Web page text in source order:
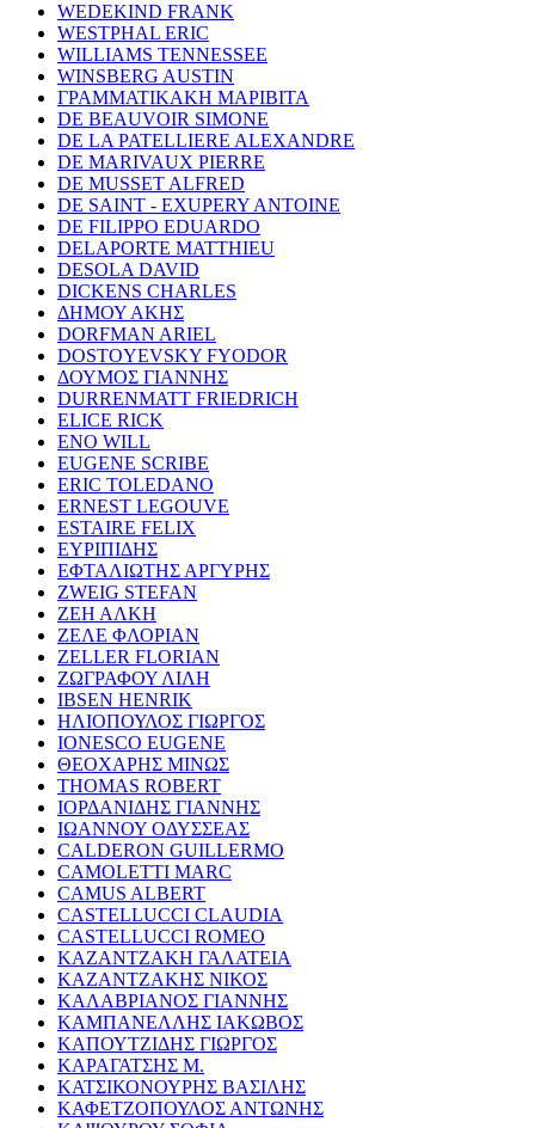
WEDEKIND FRANK
WESTPHAL ERIC
WILLIAMS TENNESSEE
WINSBERG AUSTIN
ΓΡΑΜΜΑΤΙΚΑΚΗ ΜΑΡΙΒΙΤΑ
DE BEAUVOIR SIMONE
DE LA PATELLIERE ALEXANDRE
DE MARIVAUX PIERRE
DE MUSSET ALFRED
DE SAINT - EXUPERY ANTOINE
DE FILIPPO EDUARDO
DELAPORTE MATTHIEU
DESOLA DAVID
DICKENS CHARLES
ΔΗΜΟΥ ΑΚΗΣ
DORFMAN ARIEL
DOSTOYEVSKY FYODOR
ΔΟΥΜΟΣ ΓΙΑΝΝΗΣ
DURRENMATT FRIEDRICH
ELICE RICK
ENO WILL
EUGENE SCRIBE
ERIC TOLEDANO
ERNEST LEGOUVE
ESTAIRE FELIX
ΕΥΡΙΠΙΔΗΣ
ΕΦΤΑΛΙΩΤΗΣ ΑΡΓΥΡΗΣ
ZWEIG STEFAN
ΖΕΗ ΑΛΚΗ
ΖΕΛΕ ΦΛΟΡΙΑΝ
ZELLER FLORIAN
ΖΩΓΡΑΦΟΥ ΛΙΛΗ
IBSEN HENRIK
ΗΛΙΟΠΟΥΛΟΣ ΓΙΩΡΓΟΣ
IONESCO EUGENE
ΘΕΟΧΑΡΗΣ ΜΙΝΩΣ
THOMAS ROBERT
ΙΟΡΔΑΝΙΔΗΣ ΓΙΑΝΝΗΣ
ΙΩΑΝΝΟΥ ΟΔΥΣΣΕΑΣ
CALDERON GUILLERMO
CAMOLETTI MARC
CAMUS ALBERT
CASTELLUCCI CLAUDIA
CASTELLUCCI ROMEO
ΚΑΖΑΝΤΖΑΚΗ ΓΑΛΑΤΕΙΑ
ΚΑΖΑΝΤΖΑΚΗΣ ΝΙΚΟΣ
ΚΑΛΑΒΡΙΑΝΟΣ ΓΙΑΝΝΗΣ
ΚΑΜΠΑΝΕΛΛΗΣ ΙΑΚΩΒΟΣ
ΚΑΠΟΥΤΖΙΔΗΣ ΓΙΩΡΓΟΣ
ΚΑΡΑΓΑΤΣΗΣ Μ.
ΚΑΤΣΙΚΟΝΟΥΡΗΣ ΒΑΣΙΛΗΣ
ΚΑΦΕΤΖΟΠΟΥΛΟΣ ΑΝΤΩΝΗΣ